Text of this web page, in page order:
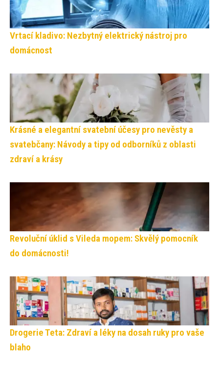
Vrtací kladivo: Nezbytný elektrický nástroj pro
domácnost
Krásné a elegantní svatební účesy pro nevěsty a
svatebčany: Návody a tipy od odborníků z oblasti
zdraví a krásy
Revoluční úklid s Vileda mopem: Skvělý pomocník
do domácnosti!
Drogerie Teta: Zdraví a léky na dosah ruky pro vaše
blaho